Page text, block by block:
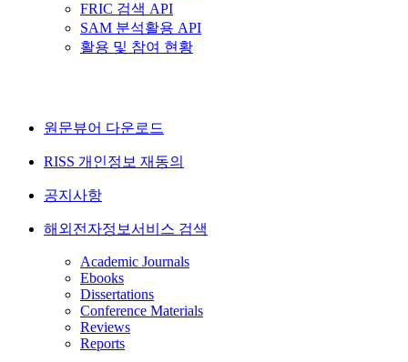
FRIC 검색 API
SAM 분석활용 API
활용 및 참여 현황
원문뷰어 다운로드
RISS 개인정보 재동의
공지사항
해외전자정보서비스 검색
Academic Journals
Ebooks
Dissertations
Conference Materials
Reviews
Reports